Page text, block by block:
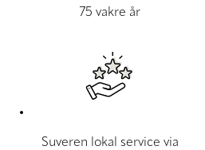
75 vakre år
Suveren lokal service via